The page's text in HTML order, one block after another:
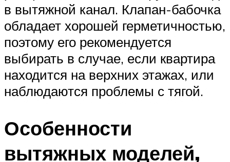
в вытяжной канал. Клапан-бабочка
обладает хорошей герметичностью,
поэтому его рекомендуется
выбирать в случае, если квартира
находится на верхних этажах, или
наблюдаются проблемы с тягой.
Особенности
вытяжных моделей,